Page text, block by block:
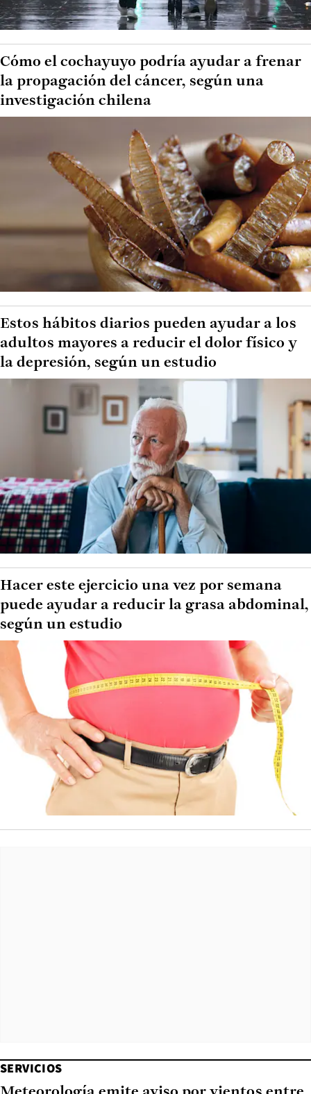
Cómo el cochayuyo podría ayudar a frenar
la propagación del cáncer, según una
investigación chilena
Estos hábitos diarios pueden ayudar a los
adultos mayores a reducir el dolor físico y
la depresión, según un estudio
Hacer este ejercicio una vez por semana
puede ayudar a reducir la grasa abdominal,
según un estudio
SERVICIOS